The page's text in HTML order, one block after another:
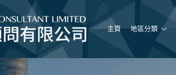
主頁 地區分類